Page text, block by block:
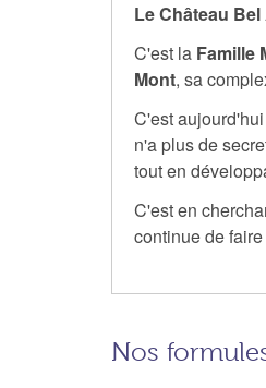
Le Château
C'est la Famille
Mont, sa
C'est aujourd'hui
n'a plus de
tout en
C'est en
continue de
Nos